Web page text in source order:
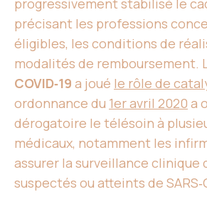
progressivement stabilisé le
précisant les professions
éligibles, les conditions de
modalités de remboursement.
COVID‑19 a joué le rôle de
ordonnance du 1er avril 2020 a
dérogatoire le télésoin à
médicaux, notamment les
assurer la surveillance clinique
suspectés ou atteints de